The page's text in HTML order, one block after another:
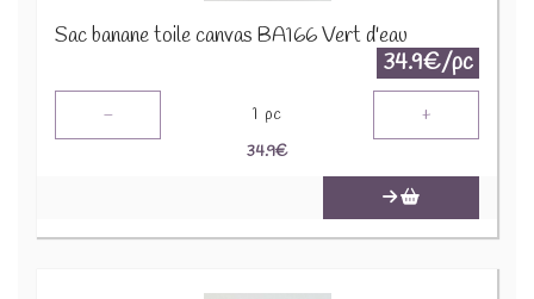
Sac banane toile canvas BA166 Vert d'eau
34.9€/pc
- 1 pc +
34.9€